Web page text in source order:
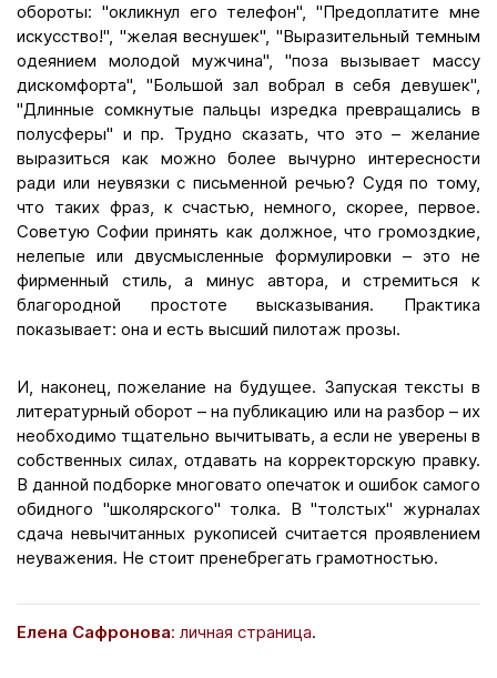
обороты: "окликнул его телефон", "Предоплатите мне
искусство!", "желая веснушек", "Выразительный темным
одеянием молодой мужчина", "поза вызывает массу
дискомфорта", "Большой зал вобрал в себя девушек",
"Длинные сомкнутые пальцы изредка превращались в
полусферы" и пр. Трудно сказать, что это – желание
выразиться как можно более вычурно интересности
ради или неувязки с письменной речью? Судя по тому,
что таких фраз, к счастью, немного, скорее, первое.
Советую Софии принять как должное, что громоздкие,
нелепые или двусмысленные формулировки – это не
фирменный стиль, а минус автора, и стремиться к
благородной простоте высказывания. Практика
показывает: она и есть высший пилотаж прозы.
И, наконец, пожелание на будущее. Запуская тексты в
литературный оборот – на публикацию или на разбор – их
необходимо тщательно вычитывать, а если не уверены в
собственных силах, отдавать на корректорскую правку.
В данной подборке многовато опечаток и ошибок самого
обидного "школярского" толка. В "толстых" журналах
сдача невычитанных рукописей считается проявлением
неуважения. Не стоит пренебрегать грамотностью.
Елена Сафронова: личная страница.